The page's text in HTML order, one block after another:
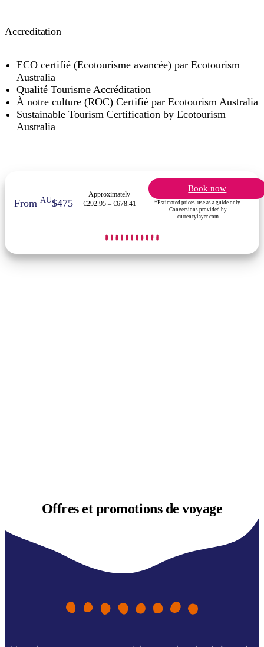
Accreditation
ECO certifié (Ecotourisme avancée) par Ecotourism
Australia
Qualité Tourisme Accréditation
À notre culture (ROC) Certifié par Ecotourism Australia
Sustainable Tourism Certification by Ecotourism
Australia
FromAU$475
Approximately
€292.95 – €678.41
Book now
*Estimated prices, use as a guide only.
Conversions provided by
currencylayer.com
Offres etpromotions de voyage